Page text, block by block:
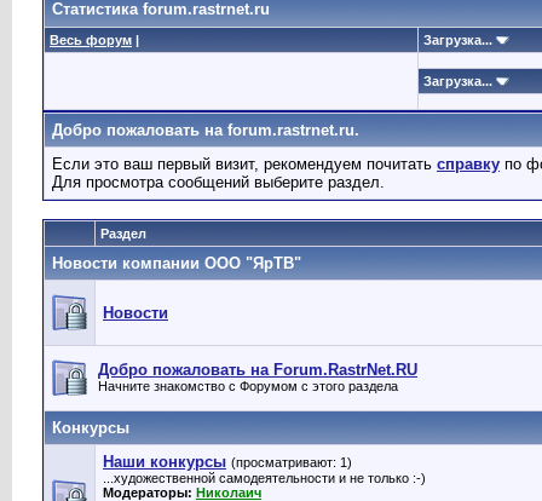
Статистика forum.rastrnet.ru
Весь форум | Загрузка...
Загрузка...
Добро пожаловать на forum.rastrnet.ru.
Если это ваш первый визит, рекомендуем почитать справку по
Для просмотра сообщений выберите раздел.
Раздел
Новости компании ООО "ЯрТВ"
Новости
Добро пожаловать на Forum.RastrNet.RU
Начните знакомство с Форумом с этого раздела
Конкурсы
Наши конкурсы (просматривают: 1)
...художественной самодеятельности и не только :-)
Модераторы: Николаич